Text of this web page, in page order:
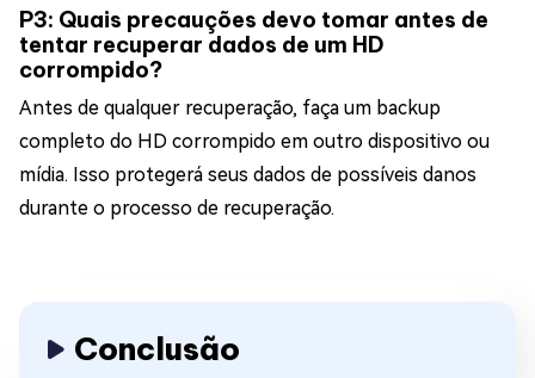
P3: Quais precauções devo tomar antes de
tentar recuperar dados de um HD
corrompido?
Antes de qualquer recuperação, faça um backup
completo do HD corrompido em outro dispositivo ou
mídia. Isso protegerá seus dados de possíveis danos
durante o processo de recuperação.
Conclusão